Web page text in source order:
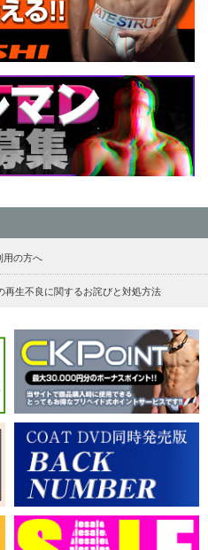
用の方へ
再生不良に関するお詫びと対処方法